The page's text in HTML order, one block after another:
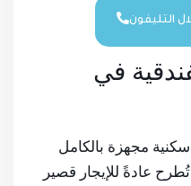
التليفون
في
مجهزة بالكامل
عادةً للإيجار قصير